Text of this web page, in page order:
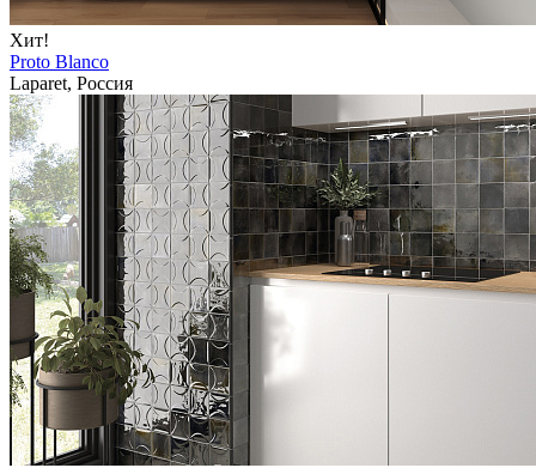
Хит!
Proto Blanco
Laparet, Россия